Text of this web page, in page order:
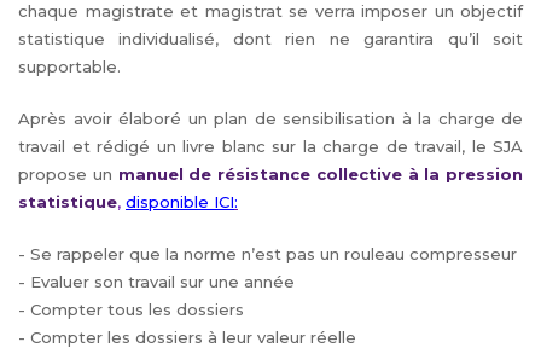
chaque magistrate et magistrat se verra imposer un objectif
statistique individualisé, dont rien ne garantira qu’il soit
supportable.
Après avoir élaboré un plan de sensibilisation à la charge de
travail et rédigé un livre blanc sur la charge de travail, le SJA
propose un manuel de résistance collective à la pression
statistique, disponible ICI:
- Se rappeler que la norme n’est pas un rouleau compresseur
- Evaluer son travail sur une année
- Compter tous les dossiers
- Compter les dossiers à leur valeur réelle